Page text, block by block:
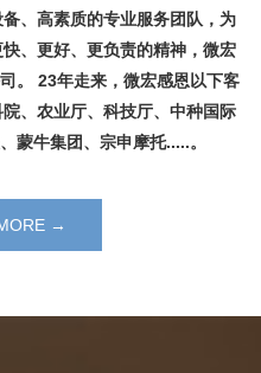
、高素质的专业服务团队，为
、更好、更负责的精神，微宏
。 23年走来，微宏感恩以下客
、农业厅、科技厅、中种国际
蒙牛集团、宗申摩托.....。
→